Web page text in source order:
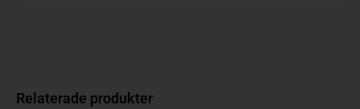
Relaterade produkter